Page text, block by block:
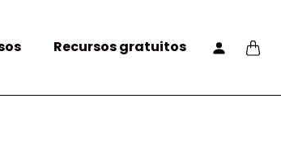
Recursos gratuitos